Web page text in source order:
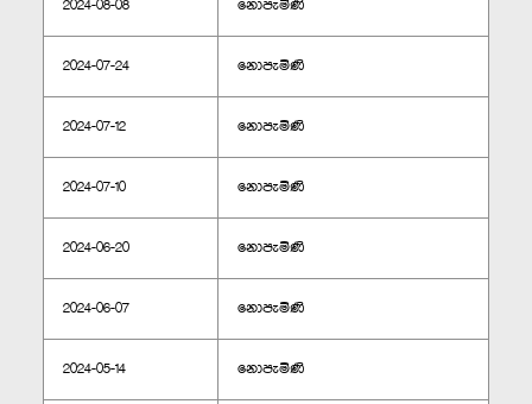
2024-08-08 නොපැමිණි
2024-07-24 නොපැමිණි
2024-07-12 නොපැමිණි
2024-07-10 නොපැමිණි
2024-06-20 නොපැමිණි
2024-06-07 නොපැමිණි
2024-05-14 නොපැමිණි